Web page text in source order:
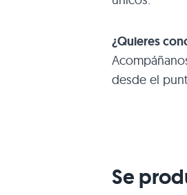
¿Quieres
desde el
Se